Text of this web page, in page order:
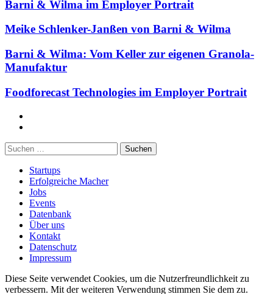
Barni & Wilma im Employer Portrait
Meike Schlenker-Janßen von Barni & Wilma
Barni & Wilma: Vom Keller zur eigenen Granola-
Manufaktur
Foodforecast Technologies im Employer Portrait
Suchen
nach:
Startups
Erfolgreiche Macher
Jobs
Events
Datenbank
Über uns
Kontakt
Datenschutz
Impressum
Diese Seite verwendet Cookies, um die Nutzerfreundlichkeit zu
verbessern. Mit der weiteren Verwendung stimmen Sie dem zu.